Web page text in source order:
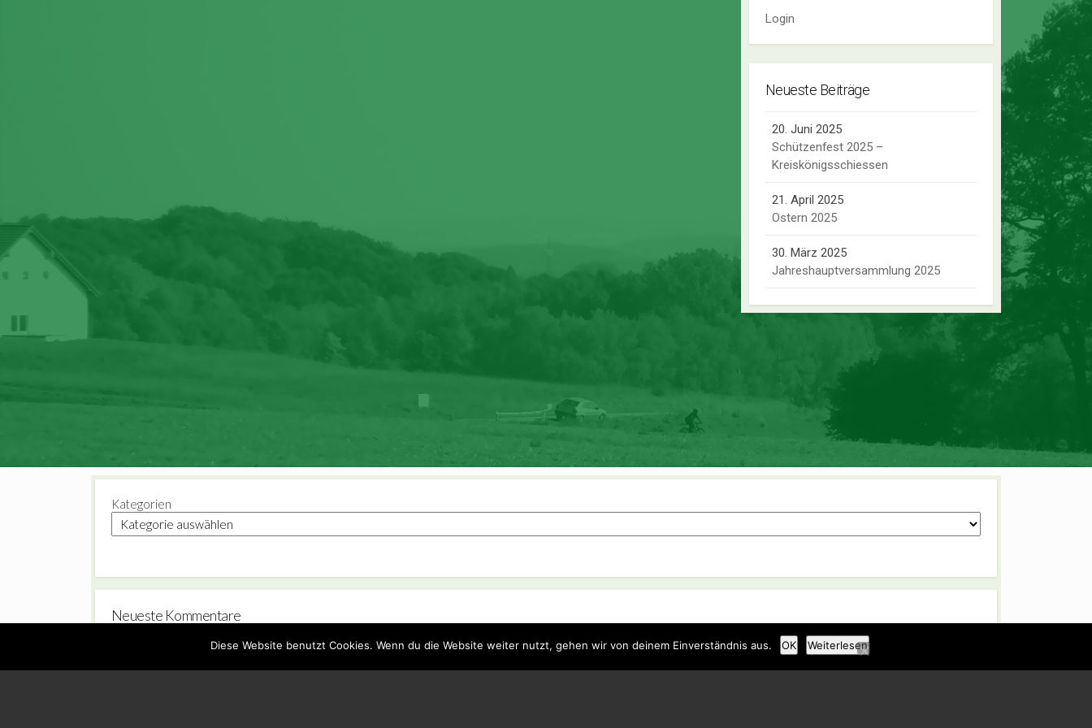
Login
Neueste Beiträge
20. Juni 2025
Schützenfest 2025 –
Kreiskönigsschiessen
21. April 2025
Ostern 2025
30. März 2025
Jahreshauptversammlung 2025
Kategorien
Neueste Kommentare
Diese Website benutzt Cookies. Wenn du die Website weiter nutzt, gehen wir von deinem Einverständnis aus. OK Weiterlesen